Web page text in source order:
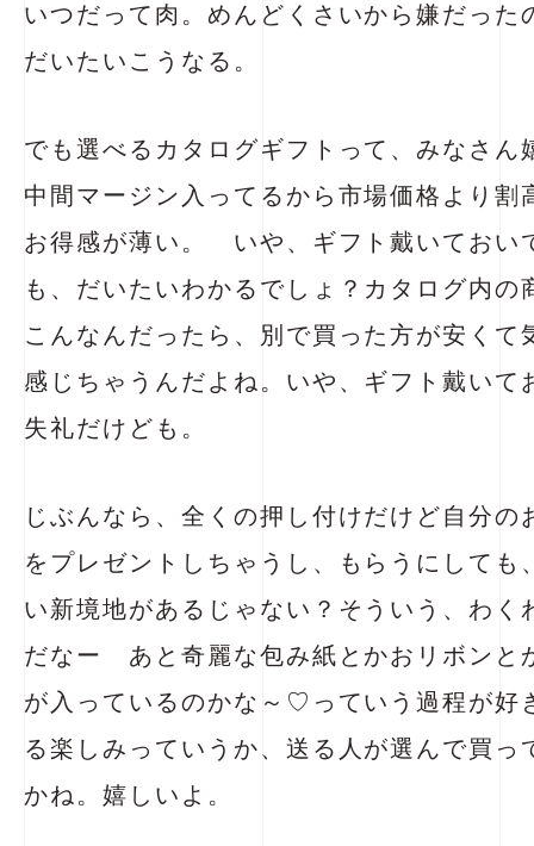
いつだって肉。めんどくさいから嫌だった
だいたいこうなる。
でも選べるカタログギフトって、みなさん
中間マージン入ってるから市場価格より割
お得感が薄い。 いや、ギフト戴いておい
も、だいたいわかるでしょ？カタログ内の
こんなんだったら、別で買った方が安くて
感じちゃうんだよね。いや、ギフト戴いて
失礼だけども。
じぶんなら、全くの押し付けだけど自分の
をプレゼントしちゃうし、もらうにしても
い新境地があるじゃない？そういう、わく
だなー あと奇麗な包み紙とかおリボン
が入っているのかな～♡っていう過程が好
る楽しみっていうか、送る人が選んで買っ
かね。嬉しいよ。